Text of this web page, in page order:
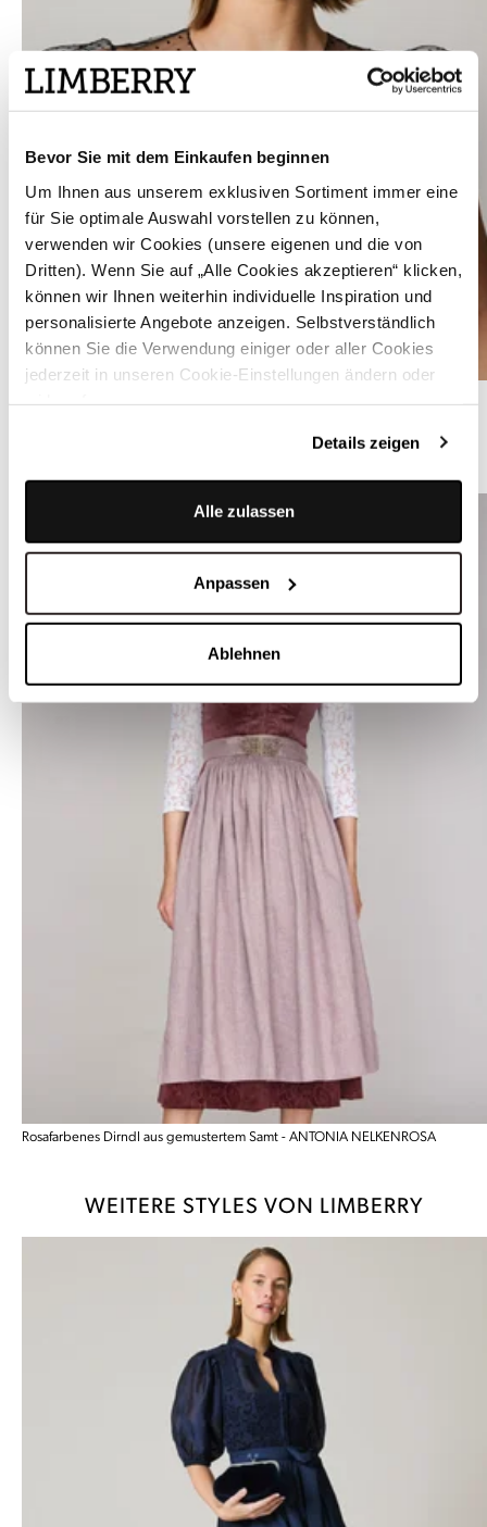
Bevor Sie mit dem Einkaufen beginnen
Um Ihnen aus unserem exklusiven Sortiment immer eine
für Sie optimale Auswahl vorstellen zu können,
verwenden wir Cookies (unsere eigenen und die von
Dritten). Wenn Sie auf „Alle Cookies akzeptieren“ klicken,
können wir Ihnen weiterhin individuelle Inspiration und
personalisierte Angebote anzeigen. Selbstverständlich
können Sie die Verwendung einiger oder aller Cookies
jederzeit in unseren Cookie-Einstellungen ändern oder
Details zeigen
Alle zulassen
Anpassen
Ablehnen
Rosafarbenes Dirndl aus gemustertem Samt - ANTONIA NELKENROSA
WEITERE STYLES VON LIMBERRY